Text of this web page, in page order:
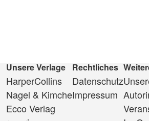
Unsere Verlage
HarperCollins
Nagel & Kimche
Ecco Verlag
Rechtliches
Datenschutz
Impressum